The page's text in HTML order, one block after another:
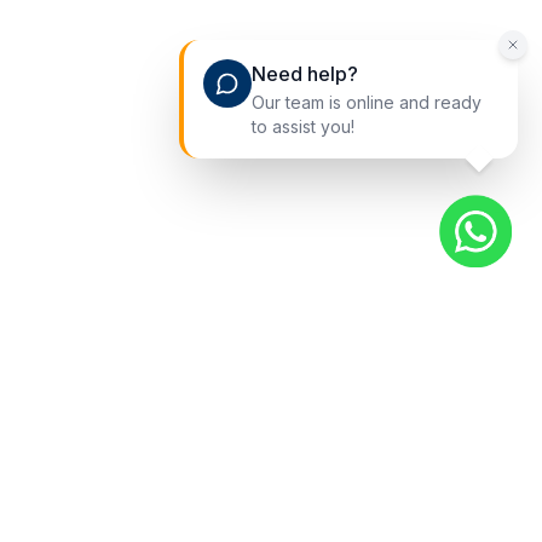
Need help?
Our team is online and ready
to assist you!